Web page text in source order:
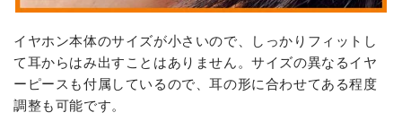
イヤホン本体のサイズが小さいので、しっかりフィットし
て耳からはみ出すことはありません。サイズの異なるイヤ
ーピースも付属しているので、耳の形に合わせてある程度
調整も可能です。